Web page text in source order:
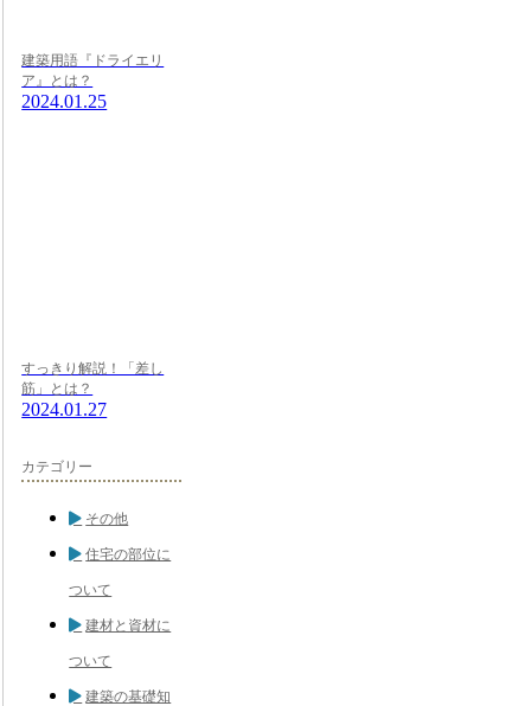
建築用語『ドライエリ
ア』とは？
2024.01.25
すっきり解説！「差し
筋」とは？
2024.01.27
カテゴリー
その他
住宅の部位に
ついて
建材と資材に
ついて
建築の基礎知